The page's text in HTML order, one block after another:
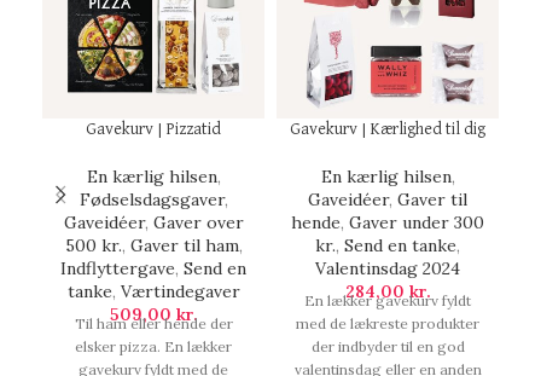
Gavekurv | Pizzatid
En kærlig hilsen,
Fødselsdagsgaver,
Gaveidéer, Gaver over
500 kr., Gaver til ham,
Indflyttergave, Send en
tanke, Værtindegaver
509,00 kr.
Til ham eller hende der
elsker pizza. En lækker
gavekurv fyldt med de
Gavekurv | Kærlighed til dig
En kærlig hilsen,
Gaveidéer, Gaver til
hende, Gaver under 300
kr., Send en tanke,
Valentinsdag 2024
284,00 kr.
En lækker gavekurv fyldt
med de lækreste produkter
der indbyder til en god
valentinsdag eller en anden